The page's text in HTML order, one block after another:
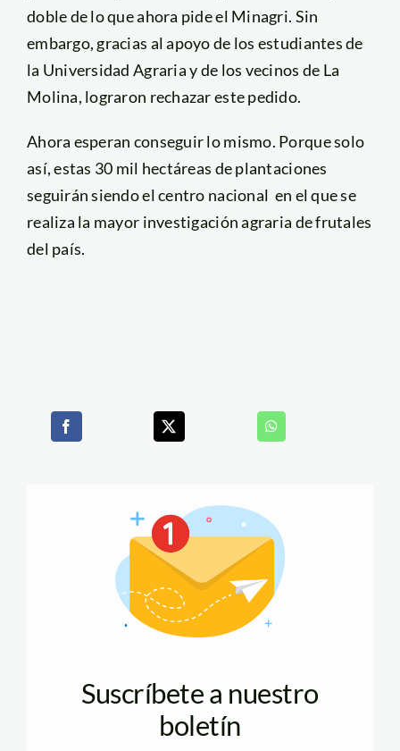
doble de lo que ahora pide el Minagri. Sin
embargo, gracias al apoyo de los estudiantes de
la Universidad Agraria y de los vecinos de La
Molina, lograron rechazar este pedido.
Ahora esperan conseguir lo mismo. Porque solo
así, estas 30 mil hectáreas de plantaciones
seguirán siendo el centro nacional en el que se
realiza la mayor investigación agraria de frutales
del país.
Suscríbete a nuestro
boletín